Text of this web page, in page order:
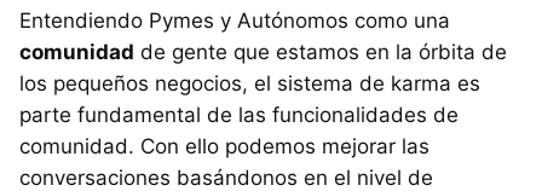
Entendiendo Pymes y Autónomos como una
comunidad de gente que estamos en la órbita de
los pequeños negocios, el sistema de karma es
parte fundamental de las funcionalidades de
comunidad. Con ello podemos mejorar las
conversaciones basándonos en el nivel de